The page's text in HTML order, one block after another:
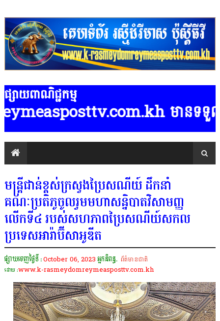
ផ្សាយពាណិជ្ជកម្ម
មានទទួលផ្សាយ
មន្ត្រីជាន់ខ្ពស់ក្រសួងប្រៃសណីយ៍ ដឹកនាំ
គណៈប្រតិភូចូលរួមមហាសន្និបាតវិសាមញ្ញ
លើកទី៤ របស់សហភាពប្រៃសណីយ៍សកល
ប្រទេសអារ៉ាប៊ីសាអូឌីត
ផ្សាយចេញថ្ងៃទី :October 06, 2023 អ្នកនិពន្ធ. ព័ត៌មានជាតិ
ដោយ :www.k-rasmeydomreymeasposttv.com.kh